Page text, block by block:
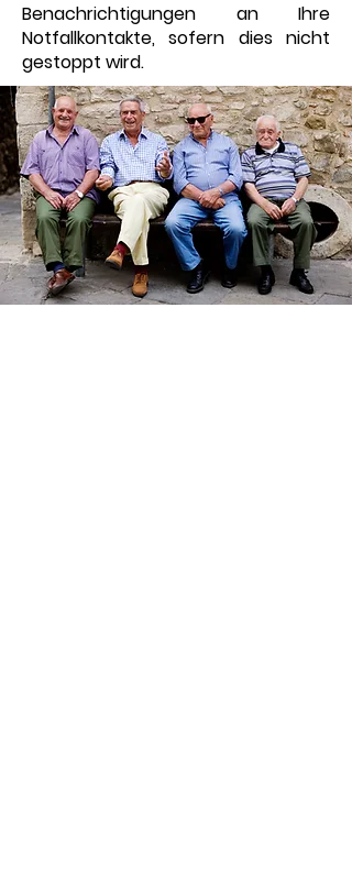
Benachrichtigungen an Ihre
Notfallkontakte, sofern dies nicht
gestoppt wird.